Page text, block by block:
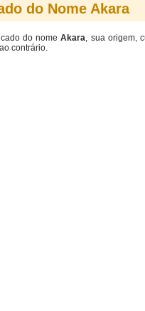
do Nome Akara
do nomeAkara, sua origem,
contrário.